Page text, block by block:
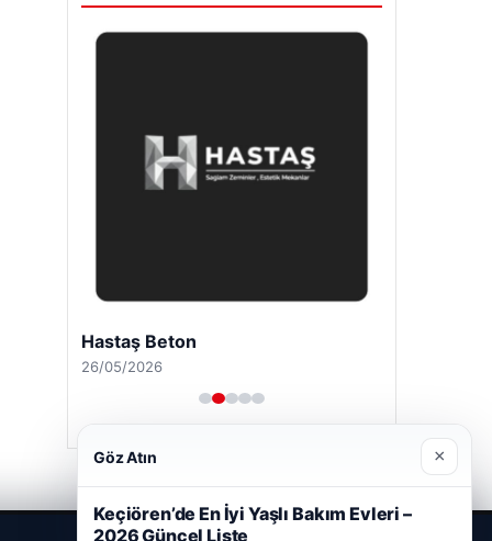
Hastaş Beton
26/05/2026
Göz Atın ×
Keçiören’de En İyi Yaşlı Bakım Evleri –
2026 Güncel Liste